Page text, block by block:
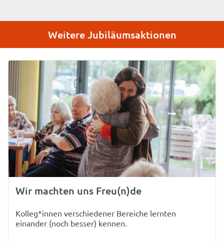
Weitere Jubiläumsaktionen
Wir machten uns Freu(n)de
Kolleg*innen verschiedener Bereiche lernten
einander (noch besser) kennen.